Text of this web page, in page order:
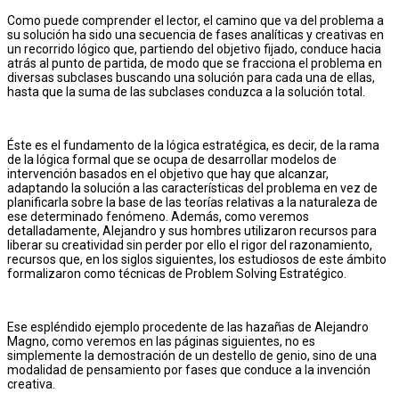
Como puede comprender el lector, el camino que va del problema a
su solución ha sido una secuencia de fases analíticas y creativas en
un recorrido lógico que, partiendo del objetivo fijado, conduce hacia
atrás al punto de partida, de modo que se fracciona el problema en
diversas subclases buscando una solución para cada una de ellas,
hasta que la suma de las subclases conduzca a la solución total.
Éste es el fundamento de la lógica estratégica, es decir, de la rama
de la lógica formal que se ocupa de desarrollar modelos de
intervención basados en el objetivo que hay que alcanzar,
adaptando la solución a las características del problema en vez de
planificarla sobre la base de las teorías relativas a la naturaleza de
ese determinado fenómeno. Además, como veremos
detalladamente, Alejandro y sus hombres utilizaron recursos para
liberar su creatividad sin perder por ello el rigor del razonamiento,
recursos que, en los siglos siguientes, los estudiosos de este ámbito
formalizaron como técnicas de Problem Solving Estratégico.
Ese espléndido ejemplo procedente de las hazañas de Alejandro
Magno, como veremos en las páginas siguientes, no es
simplemente la demostración de un destello de genio, sino de una
modalidad de pensamiento por fases que conduce a la invención
creativa.